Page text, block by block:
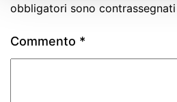
obbligatori sono contrassegnati
Commento *